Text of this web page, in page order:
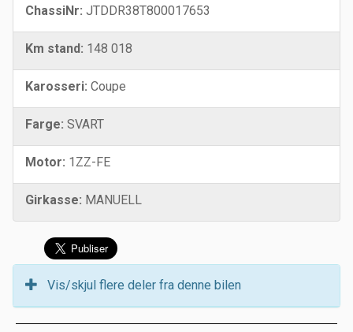
ChassiNr: JTDDR38T800017653
Km stand: 148 018
Karosseri: Coupe
Farge: SVART
Motor: 1ZZ-FE
Girkasse: MANUELL
Vis/skjul flere deler fra denne bilen